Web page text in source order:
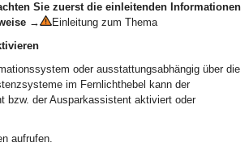
Sie zuerst die einleitenden Informationen
→
Einleitung zum Thema
oder ausstattungsabhängig über die
im Fernlichthebel kann der
bzw. der Ausparkassistent aktiviert oder
aufrufen.